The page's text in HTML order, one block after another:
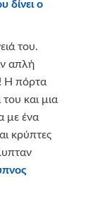
δίνειo
του.
απλή
Η πόρτα
και μια
με ένα
κρύπτες